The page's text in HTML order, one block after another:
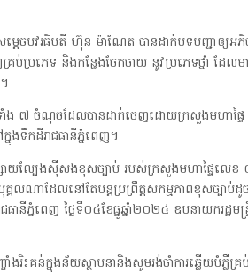
តេចបវរធិបតី ហ៊ុន ម៉ាណែត បានដាក់បទបញ្ជាឲ្យអភិ
ប់ប្រភេទ និងកន្លែងចែកចាយ នូវប្រភេទថ្នាំ ដែ
៧ ចំណុចដែលបានដាក់ចេញដោយក្រសួងមហាផ្ទៃ
នុងទឹកដីរាជធានីភ្នំពេញ។
វផ្សាយល្បែងស៊ីសងខុសច្បាប់ របស់ក្រសួងមហាផ្ទ
បុគ្គលណាដែលនៅតែបន្តប្រព្រឹត្តសកម្មភាពខុសច្បា
នំពេញ ថ្ងៃទី០៤ខែធ្នូឆ្នាំ២០២៤ ឧបនាយករដ្ឋមន្ត្រី
ាំងរិះគន់ក្នុងន័យស្ថាបនានិងសូមរង់ចាំការឆ្លើយបំភ្លឺគ្